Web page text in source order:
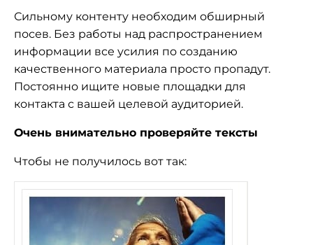
Сильному контенту необходим обширный
посев. Без работы над распространением
информации все усилия по созданию
качественного материала просто пропадут.
Постоянно ищите новые площадки для
контакта с вашей целевой аудиторией.
Очень внимательно проверяйте тексты
Чтобы не получилось вот так: